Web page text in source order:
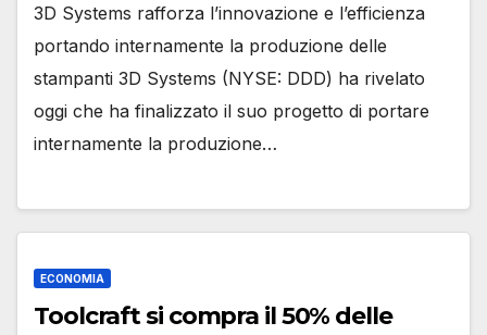
3D Systems rafforza l’innovazione e l’efficienza
portando internamente la produzione delle
stampanti 3D Systems (NYSE: DDD) ha rivelato
oggi che ha finalizzato il suo progetto di portare
internamente la produzione…
ECONOMIA
Toolcraft si compra il 50% delle